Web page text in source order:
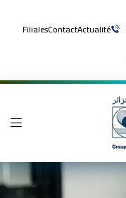
FilialesContactActualité